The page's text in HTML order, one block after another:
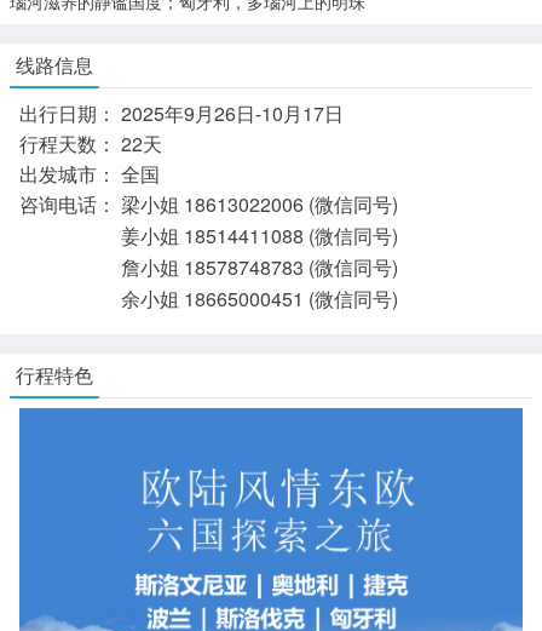
线路信息
出行日期： 2025年9月26日-10月17日
行程天数： 22天
出发城市： 全国
咨询电话： 梁小姐 18613022006 (微信同号)
姜小姐 18514411088 (微信同号)
詹小姐 18578748783 (微信同号)
余小姐 18665000451 (微信同号)
行程特色